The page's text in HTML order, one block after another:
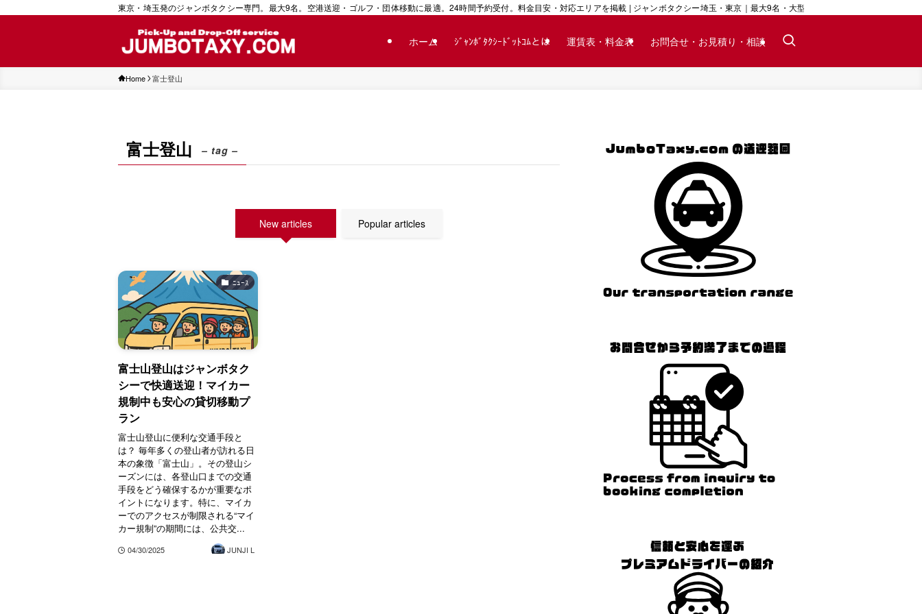
東京・埼玉発のジャンボタクシー専門。最大9名。空港送迎・ゴルフ・団体移動に最適。24時間予約受付。料金目安・対応エリアを掲載 | ジャンボタクシー埼玉・東京｜最大9名・大型荷物対応｜24時間予約可
ホーム ｼﾞｬﾝﾎﾞﾀｸｼｰﾄﾞｯﾄｺﾑとは 運賃表・料金表 お問合せ・お見積り・相談
Home 富士登山
富士登山 – tag –
New articles Popular articles
ﾆｭｰｽ
富士山登山はジャンボタク
シーで快適送迎！マイカー
規制中も安心の貸切移動プ
ラン
富士山登山に便利な交通手段と
は？ 毎年多くの登山者が訪れる日
本の象徴「富士山」。その登山シ
ーズンには、各登山口までの交通
手段をどう確保するかが重要なポ
イントになります。特に、マイカ
ーでのアクセスが制限される“マイ
カー規制”の期間には、公共交...
04/30/2025 JUNJI L